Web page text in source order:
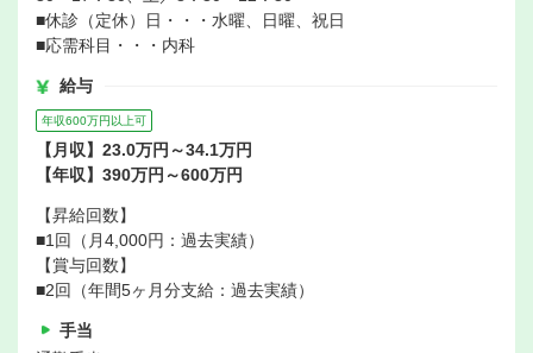
■休診（定休）日・・・水曜、日曜、祝日
■応需科目・・・内科
給与
年収600万円以上可
【月収】23.0万円～34.1万円
【年収】390万円～600万円
【昇給回数】
■1回（月4,000円：過去実績）
【賞与回数】
■2回（年間5ヶ月分支給：過去実績）
手当